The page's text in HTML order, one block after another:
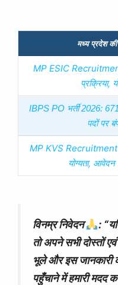
मध्य प्रदेश
MP ESIC
प्रक्रिया,
IBPS PO भर्ती 2026:
पदों पर
MP KVS Recruitment
योग्यता, आवेदन
विनम्र निवेदन : “
तो अपने सभी दोस्तों
भूले और इस जानकारी
पहुँचाने में हमारी